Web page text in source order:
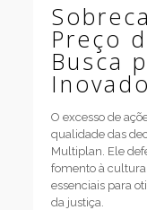
Preço
Busca
O excesso de
qualidade das
Multiplan. Ele
fomento à
essenciais para
da justiça.